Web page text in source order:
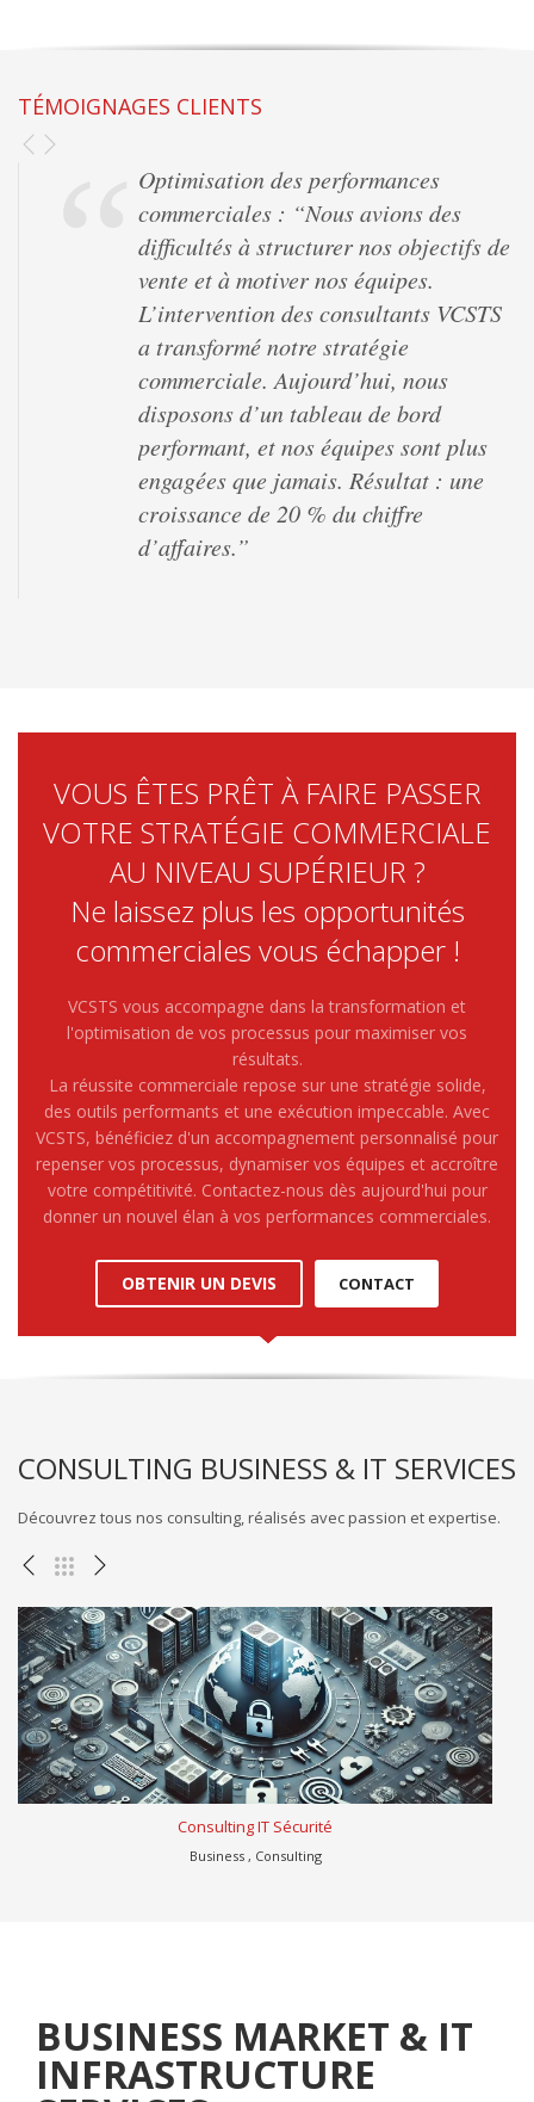
TÉMOIGNAGES CLIENTS
Optimisation des performances
commerciales : “Nous avions des
difficultés à structurer nos objectifs de
vente et à motiver nos équipes.
L’intervention des consultants VCSTS
a transformé notre stratégie
commerciale. Aujourd’hui, nous
disposons d’un tableau de bord
performant, et nos équipes sont plus
engagées que jamais. Résultat : une
croissance de 20 % du chiffre
d’affaires.”
VOUS ÊTES PRÊT À FAIRE PASSER
VOTRE STRATÉGIE COMMERCIALE
AU NIVEAU SUPÉRIEUR ?
Ne laissez plus les opportunités
commerciales vous échapper !
VCSTS vous accompagne dans la transformation et
l'optimisation de vos processus pour maximiser vos
résultats.
La réussite commerciale repose sur une stratégie solide,
des outils performants et une exécution impeccable. Avec
VCSTS, bénéficiez d'un accompagnement personnalisé pour
repenser vos processus, dynamiser vos équipes et accroître
votre compétitivité. Contactez-nous dès aujourd'hui pour
donner un nouvel élan à vos performances commerciales.
OBTENIR UN DEVIS CONTACT
CONSULTING BUSINESS & IT SERVICES
Découvrez tous nos consulting, réalisés avec passion et expertise.
Consulting IT Sécurité
Business , Consulting
BUSINESS MARKET & IT
INFRASTRUCTURE